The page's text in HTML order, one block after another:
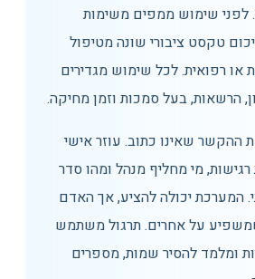
לפני שימוש ממפים משימות
טקסט ציבורי שונה מטיפול
רפואית. לכל שימוש מגדירים
הרשאות, בעל סמכות וזמן מחיקה.
ההקשר שאינו כתוב. עוזר אישי
רגישות, מי מחליף מנהל ומהו סדר
המערכת יכולה להציע, אך האדם
על אחרים. תרגול משתמש
ומלמד להסיר שמות, מספרים